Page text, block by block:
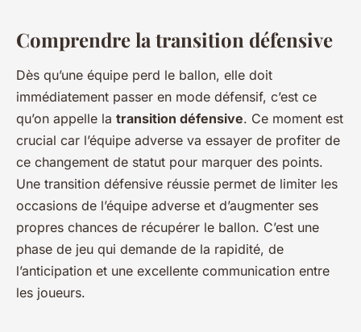
Comprendre la transition défensive
Dès qu’une équipe perd le ballon, elle doit
immédiatement passer en mode défensif, c’est ce
qu’on appelle la transition défensive. Ce moment est
crucial car l’équipe adverse va essayer de profiter de
ce changement de statut pour marquer des points.
Une transition défensive réussie permet de limiter les
occasions de l’équipe adverse et d’augmenter ses
propres chances de récupérer le ballon. C’est une
phase de jeu qui demande de la rapidité, de
l’anticipation et une excellente communication entre
les joueurs.